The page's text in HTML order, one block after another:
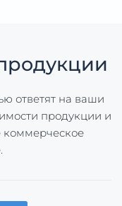
ответят на ваши
продукции и
коммерческое